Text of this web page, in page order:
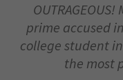
prime accused
college student
the most